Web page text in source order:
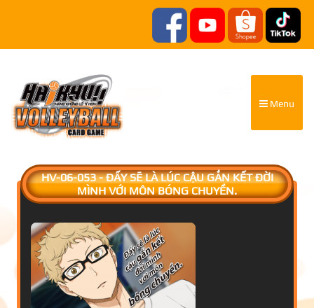
Menu
HV-06-053 - ĐẤY SẼ LÀ LÚC CẬU GẮN KẾT ĐỜI
MÌNH VỚI MÔN BÓNG CHUYỀN.